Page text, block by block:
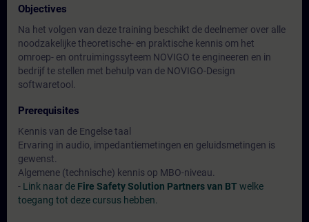
Objectives
Na het volgen van deze training beschikt de deelnemer over alle
noodzakelijke theoretische- en praktische kennis om het
omroep- en ontruimingssyteem NOVIGO te engineeren en in
bedrijf te stellen met behulp van de NOVIGO-Design
softwaretool.
Prerequisites
Kennis van de Engelse taal
Ervaring in audio, impedantiemetingen en geluidsmetingen is
gewenst.
Algemene (technische) kennis op MBO-niveau.
- Link naar de Fire Safety Solution Partners van BTwelke
toegang tot deze cursus hebben.